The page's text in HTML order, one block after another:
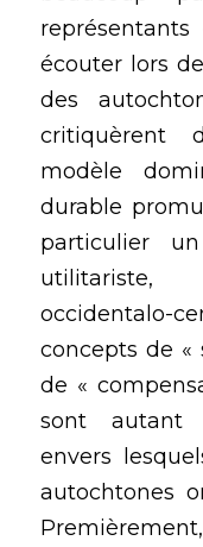
écouter lors
des
critiquèrent
modèle
durable
particulier
occidentalo-
concepts de «
de «
sont autant
envers
autochtones